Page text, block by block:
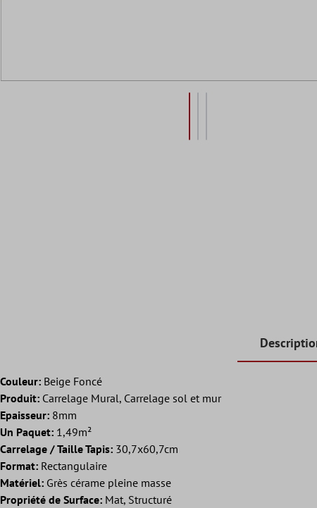
Couleur: Beige Foncé
Produit: Carrelage Mural, Carrelage sol et mur
Epaisseur: 8mm
Un Paquet: 1,49m²
Carrelage / Taille Tapis: 30,7x60,7cm
Format: Rectangulaire
Matériel: Grès cérame pleine masse
Propriété de Surface: Mat, Structuré